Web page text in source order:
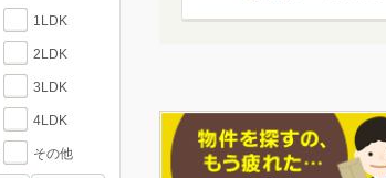
1LDK
2LDK
3LDK
4LDK
その他